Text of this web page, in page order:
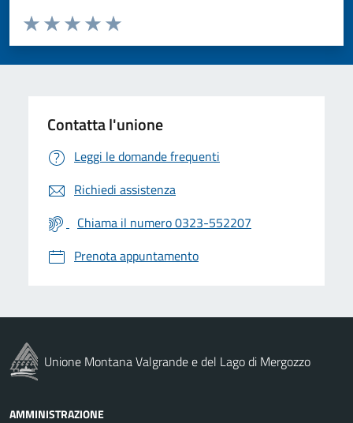
Valuta da 1 a 5 stelle la pagina
Valuta 5 stelle su 5
Valuta 4 stelle su 5
Valuta 3 stelle su 5
Valuta 2 stelle su 5
Valuta 1 stelle su 5
Contatta l'unione
Leggi le domande frequenti
Richiedi assistenza
Chiama il numero 0323-552207
Prenota appuntamento
Unione Montana Valgrande e del Lago di Mergozzo
AMMINISTRAZIONE